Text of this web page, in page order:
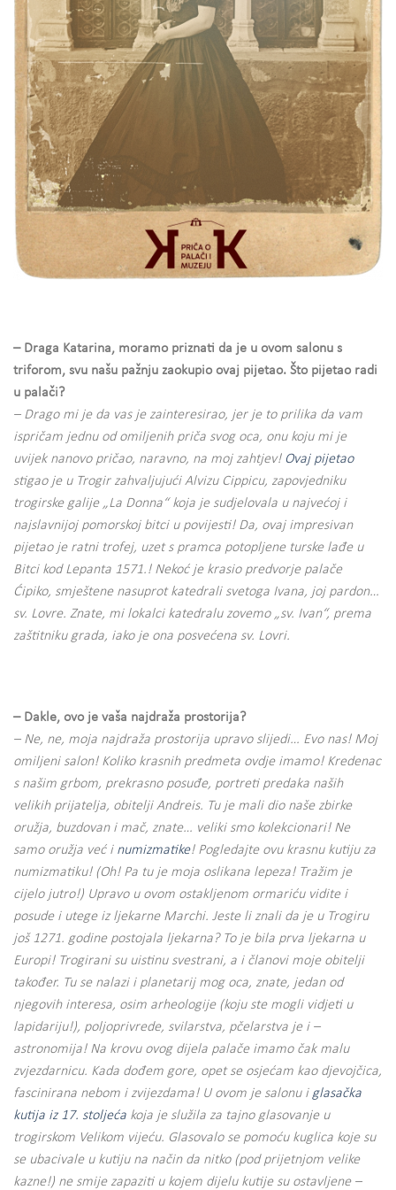
– Draga Katarina, moramo priznati da je u ovom salonu s
triforom, svu našu pažnju zaokupio ovaj pijetao. Što pijetao radi
u palači?
– Drago mi je da vas je zainteresirao, jer je to prilika da vam
ispričam jednu od omiljenih priča svog oca, onu koju mi je
uvijek nanovo pričao, naravno, na moj zahtjev! Ovaj pijetao
stigao je u Trogir zahvaljujući Alvizu Cippicu, zapovjedniku
trogirske galije „La Donna“ koja je sudjelovala u najvećoj i
najslavnijoj pomorskoj bitci u povijesti! Da, ovaj impresivan
pijetao je ratni trofej, uzet s pramca potopljene turske lađe u
Bitci kod Lepanta 1571.! Nekoć je krasio predvorje palače
Ćipiko, smještene nasuprot katedrali svetoga Ivana, joj pardon…
sv. Lovre. Znate, mi lokalci katedralu zovemo „sv. Ivan“, prema
zaštitniku grada, iako je ona posvećena sv. Lovri.
– Dakle, ovo je vaša najdraža prostorija?
– Ne, ne, moja najdraža prostorija upravo slijedi… Evo nas! Moj
omiljeni salon! Koliko krasnih predmeta ovdje imamo! Kredenac
s našim grbom, prekrasno posuđe, portreti predaka naših
velikih prijatelja, obitelji Andreis. Tu je mali dio naše zbirke
oružja, buzdovan i mač, znate… veliki smo kolekcionari! Ne
samo oružja već i numizmatike! Pogledajte ovu krasnu kutiju za
numizmatiku! (Oh! Pa tu je moja oslikana lepeza! Tražim je
cijelo jutro!) Upravo u ovom ostakljenom ormariću vidite i
posude i utege iz ljekarne Marchi. Jeste li znali da je u Trogiru
još 1271. godine postojala ljekarna? To je bila prva ljekarna u
Europi! Trogirani su uistinu svestrani, a i članovi moje obitelji
također. Tu se nalazi i planetarij mog oca, znate, jedan od
njegovih interesa, osim arheologije (koju ste mogli vidjeti u
lapidariju!), poljoprivrede, svilarstva, pčelarstva je i –
astronomija! Na krovu ovog dijela palače imamo čak malu
zvjezdarnicu. Kada dođem gore, opet se osjećam kao djevojčica,
fascinirana nebom i zvijezdama! U ovom je salonu i glasačka
kutija iz 17. stoljeća koja je služila za tajno glasovanje u
trogirskom Velikom vijeću. Glasovalo se pomoću kuglica koje su
se ubacivale u kutiju na način da nitko (pod prijetnjom velike
kazne!) ne smije zapaziti u kojem dijelu kutije su ostavljene –